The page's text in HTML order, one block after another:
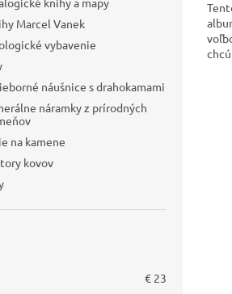
Marcel Vanek
vybavenie
náušnice s drahokamami
náramky z prírodných
na kamene
kovov
€ 23